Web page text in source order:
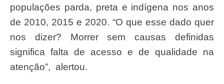
populações parda, preta e indígena nos anos
de 2010, 2015 e 2020. “O que esse dado quer
nos dizer? Morrer sem causas definidas
significa falta de acesso e de qualidade na
atenção”, alertou.